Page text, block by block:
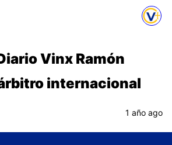
Vinx Ramón
internacional
1 año ago